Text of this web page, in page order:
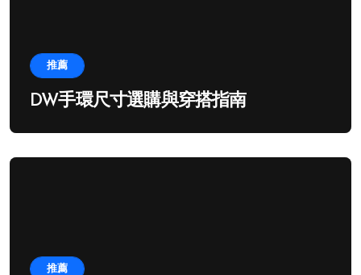
推薦
DW手環尺寸選購與穿搭指南
推薦